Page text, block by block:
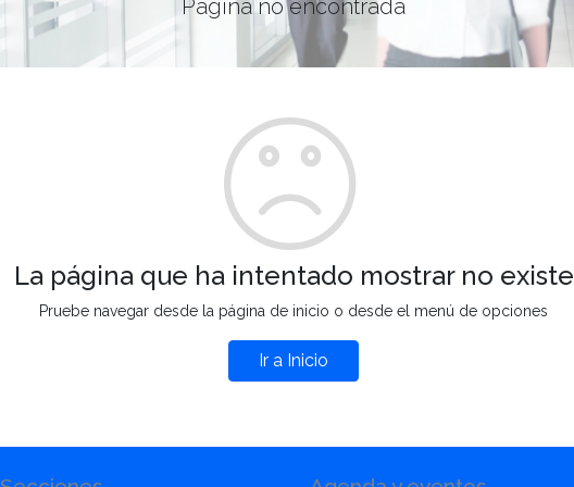
Página no encontrada
La página que ha intentado mostrar no existe
Pruebe navegar desde la página de inicio o desde el menú de opciones
Ir a Inicio